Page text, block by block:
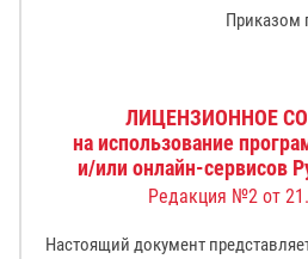
Приказом
ЛИЦЕНЗИОННОЕ
на использование
и/или онлайн-сервисов
Редакция №2 от
Настоящий документ